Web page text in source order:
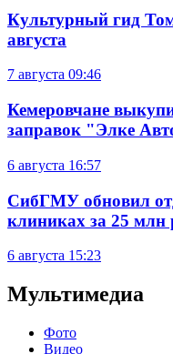
Культурный гид
августа
7 августа 09:46
Кемеровчане
заправок "Элке
6 августа 16:57
СибГМУ обновил
клиниках за 25 млн
6 августа 15:23
Мультимедиа
Фото
Видео